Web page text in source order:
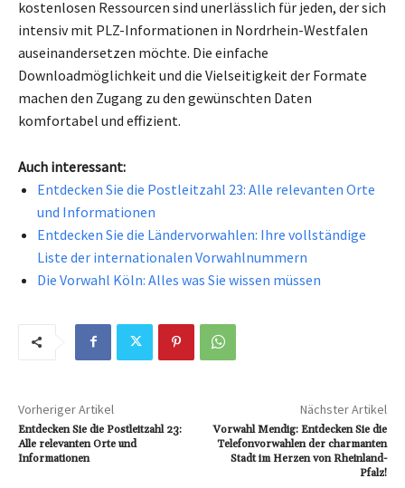
kostenlosen Ressourcen sind unerlässlich für jeden, der sich
intensiv mit PLZ-Informationen in Nordrhein-Westfalen
auseinandersetzen möchte. Die einfache
Downloadmöglichkeit und die Vielseitigkeit der Formate
machen den Zugang zu den gewünschten Daten
komfortabel und effizient.
Auch interessant:
Entdecken Sie die Postleitzahl 23: Alle relevanten Orte
und Informationen
Entdecken Sie die Ländervorwahlen: Ihre vollständige
Liste der internationalen Vorwahlnummern
Die Vorwahl Köln: Alles was Sie wissen müssen
Vorheriger Artikel
Entdecken Sie die Postleitzahl 23:
Alle relevanten Orte und
Informationen
Nächster Artikel
Vorwahl Mendig: Entdecken Sie die
Telefonvorwahlen der charmanten
Stadt im Herzen von Rheinland-
Pfalz!